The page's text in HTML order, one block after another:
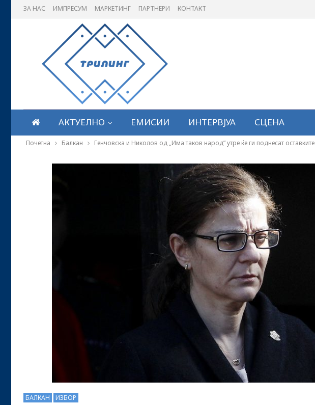
ЗА НАС ИМПРЕСУМ МАРКЕТИНГ ПАРТНЕРИ КОНТАКТ
АКТУЕЛНО ЕМИСИИ ИНТЕРВЈУА СЦЕНА
Почетна Балкан Генчовска и Николов од „Има таков народ” утре ќе ги поднесат оставките
БАЛКАН ИЗБОР